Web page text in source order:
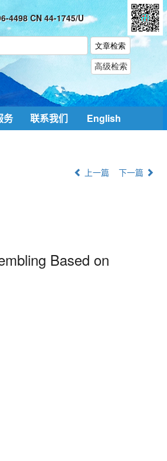
4498 CN 44-1745/U
务 联系我们 English
上一篇 下一篇
Based on